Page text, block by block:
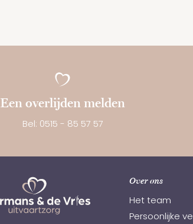
Een overlijden melden
Bel: 0515 - 85 57 57
Over ons
Het team
Persoonlijke